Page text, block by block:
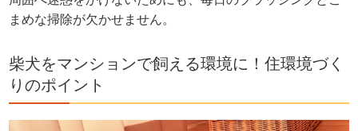
まめな掃除が欠かせません。
柴犬をマンションで飼える環境に！住環境づく
りのポイント